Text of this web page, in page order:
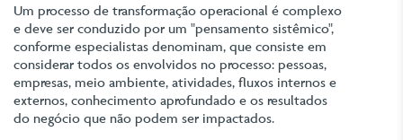
Um processo de transformação operacional é complexo
e deve ser conduzido por um "pensamento sistêmico",
conforme especialistas denominam, que consiste em
considerar todos os envolvidos no processo: pessoas,
empresas, meio ambiente, atividades, fluxos internos e
externos, conhecimento aprofundado e os resultados
do negócio que não podem ser impactados.